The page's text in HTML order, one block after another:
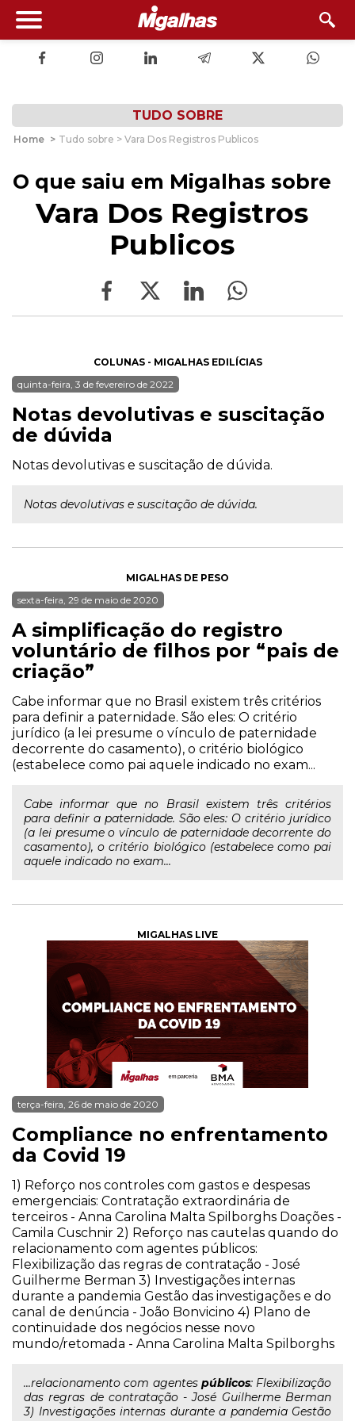
TUDO SOBRE
Home > Tudo sobre > Vara Dos Registros Publicos
O que saiu em Migalhas sobre
Vara Dos Registros
Publicos
COLUNAS - MIGALHAS EDILÍCIAS
quinta-feira, 3 de fevereiro de 2022
Notas devolutivas e suscitação
de dúvida
Notas devolutivas e suscitação de dúvida.
Notas devolutivas e suscitação de dúvida.
MIGALHAS DE PESO
sexta-feira, 29 de maio de 2020
A simplificação do registro
voluntário de filhos por “pais de
criação”
Cabe informar que no Brasil existem três critérios
para definir a paternidade. São eles: O critério
jurídico (a lei presume o vínculo de paternidade
decorrente do casamento), o critério biológico
(estabelece como pai aquele indicado no exam...
Cabe informar que no Brasil existem três critérios
para definir a paternidade. São eles: O critério jurídico
(a lei presume o vínculo de paternidade decorrente do
casamento), o critério biológico (estabelece como pai
aquele indicado no exam...
MIGALHAS LIVE
terça-feira, 26 de maio de 2020
Compliance no enfrentamento
da Covid 19
1) Reforço nos controles com gastos e despesas
emergenciais: Contratação extraordinária de
terceiros - Anna Carolina Malta Spilborghs Doações -
Camila Cuschnir 2) Reforço nas cautelas quando do
relacionamento com agentes públicos:
Flexibilização das regras de contratação - José
Guilherme Berman 3) Investigações internas
durante a pandemia Gestão das investigações e do
canal de denúncia - João Bonvicino 4) Plano de
continuidade dos negócios nesse novo
mundo/retomada - Anna Carolina Malta Spilborghs
...relacionamento com agentes públicos: Flexibilização
das regras de contratação - José Guilherme Berman
3) Investigações internas durante a pandemia Gestão